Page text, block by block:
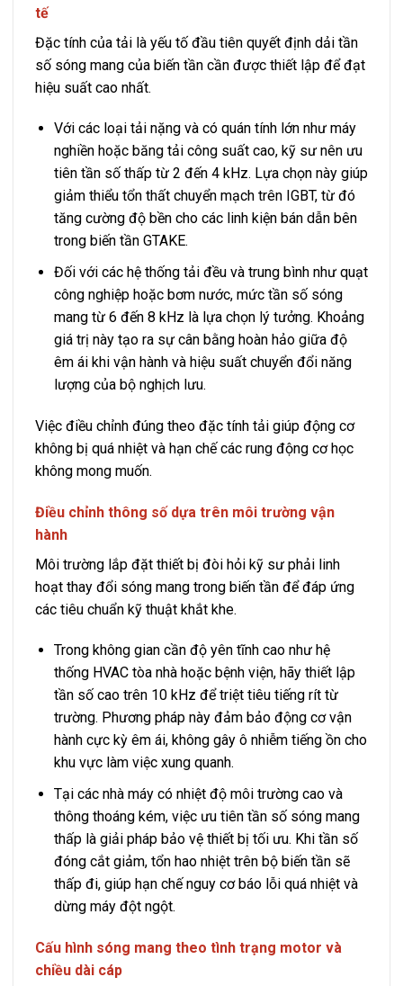
tế
Đặc tính của tải là yếu tố đầu tiên quyết định dải tần
số sóng mang của biến tần cần được thiết lập để đạt
hiệu suất cao nhất.
Với các loại tải nặng và có quán tính lớn như máy
nghiền hoặc băng tải công suất cao, kỹ sư nên ưu
tiên tần số thấp từ 2 đến 4 kHz. Lựa chọn này giúp
giảm thiểu tổn thất chuyển mạch trên IGBT, từ đó
tăng cường độ bền cho các linh kiện bán dẫn bên
trong biến tần GTAKE.
Đối với các hệ thống tải đều và trung bình như quạt
công nghiệp hoặc bơm nước, mức tần số sóng
mang từ 6 đến 8 kHz là lựa chọn lý tưởng. Khoảng
giá trị này tạo ra sự cân bằng hoàn hảo giữa độ
êm ái khi vận hành và hiệu suất chuyển đổi năng
lượng của bộ nghịch lưu.
Việc điều chỉnh đúng theo đặc tính tải giúp động cơ
không bị quá nhiệt và hạn chế các rung động cơ học
không mong muốn.
Điều chỉnh thông số dựa trên môi trường vận
hành
Môi trường lắp đặt thiết bị đòi hỏi kỹ sư phải linh
hoạt thay đổi sóng mang trong biến tần để đáp ứng
các tiêu chuẩn kỹ thuật khắt khe.
Trong không gian cần độ yên tĩnh cao như hệ
thống HVAC tòa nhà hoặc bệnh viện, hãy thiết lập
tần số cao trên 10 kHz để triệt tiêu tiếng rít từ
trường. Phương pháp này đảm bảo động cơ vận
hành cực kỳ êm ái, không gây ô nhiễm tiếng ồn cho
khu vực làm việc xung quanh.
Tại các nhà máy có nhiệt độ môi trường cao và
thông thoáng kém, việc ưu tiên tần số sóng mang
thấp là giải pháp bảo vệ thiết bị tối ưu. Khi tần số
đóng cắt giảm, tổn hao nhiệt trên bộ biến tần sẽ
thấp đi, giúp hạn chế nguy cơ báo lỗi quá nhiệt và
dừng máy đột ngột.
Cấu hình sóng mang theo tình trạng motor và
chiều dài cáp